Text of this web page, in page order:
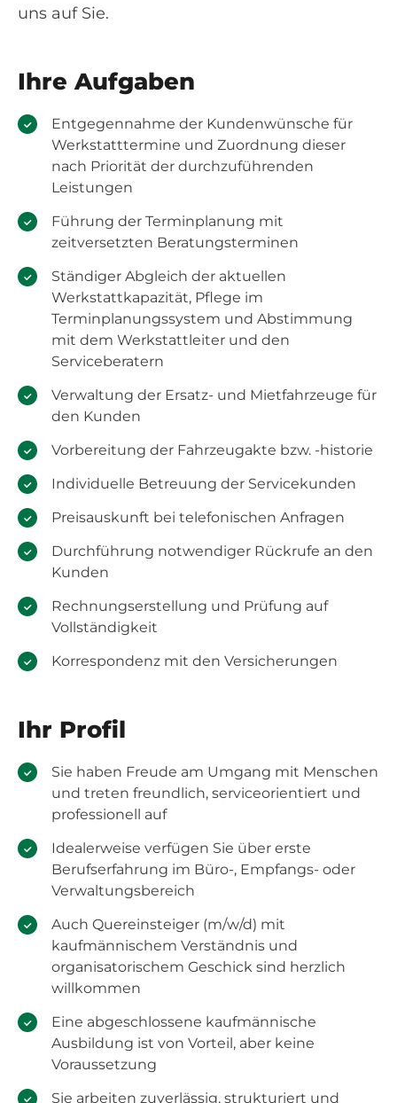
uns auf Sie.
Ihre Aufgaben
Entgegennahme der Kundenwünsche für
Werkstatttermine und Zuordnung dieser
nach Priorität der durchzuführenden
Leistungen
Führung der Terminplanung mit
zeitversetzten Beratungsterminen
Ständiger Abgleich der aktuellen
Werkstattkapazität, Pflege im
Terminplanungssystem und Abstimmung
mit dem Werkstattleiter und den
Serviceberatern
Verwaltung der Ersatz- und Mietfahrzeuge für
den Kunden
Vorbereitung der Fahrzeugakte bzw. -historie
Individuelle Betreuung der Servicekunden
Preisauskunft bei telefonischen Anfragen
Durchführung notwendiger Rückrufe an den
Kunden
Rechnungserstellung und Prüfung auf
Vollständigkeit
Korrespondenz mit den Versicherungen
Ihr Profil
Sie haben Freude am Umgang mit Menschen
und treten freundlich, serviceorientiert und
professionell auf
Idealerweise verfügen Sie über erste
Berufserfahrung im Büro-, Empfangs- oder
Verwaltungsbereich
Auch Quereinsteiger (m/w/d) mit
kaufmännischem Verständnis und
organisatorischem Geschick sind herzlich
willkommen
Eine abgeschlossene kaufmännische
Ausbildung ist von Vorteil, aber keine
Voraussetzung
Sie arbeiten zuverlässig, strukturiert und